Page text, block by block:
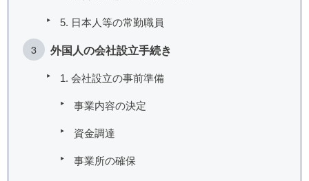
5. 日本人等の常勤職員
外国人の会社設立手続き
1. 会社設立の事前準備
事業内容の決定
資金調達
事業所の確保